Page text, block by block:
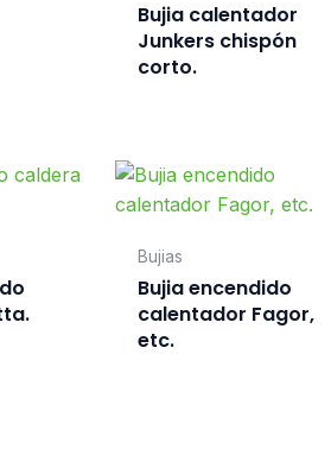
Bujia calentador
Junkers chispón
corto.
Bujias
Bujia encendido
calentador Fagor,
etc.